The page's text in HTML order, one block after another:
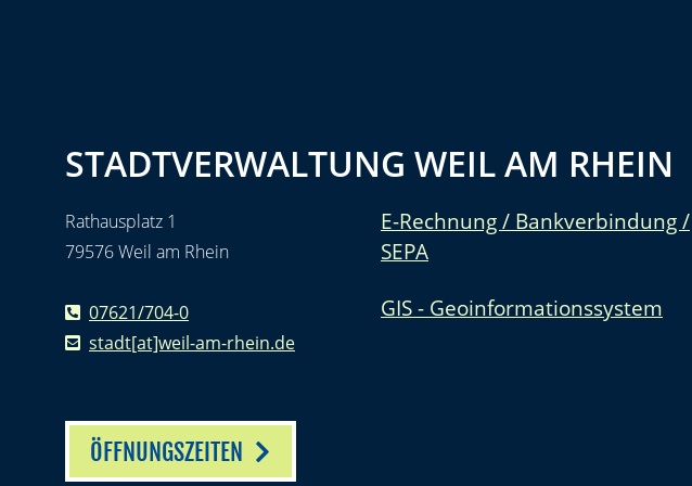
STADTVERWALTUNG WEIL AM RHEIN
Rathausplatz 1
79576 Weil am Rhein
07621/704-0
stadt[at]weil-am-rhein.de
ÖFFNUNGSZEITEN
E-Rechnung / Bankverbindung /
SEPA
GIS - Geoinformationssystem